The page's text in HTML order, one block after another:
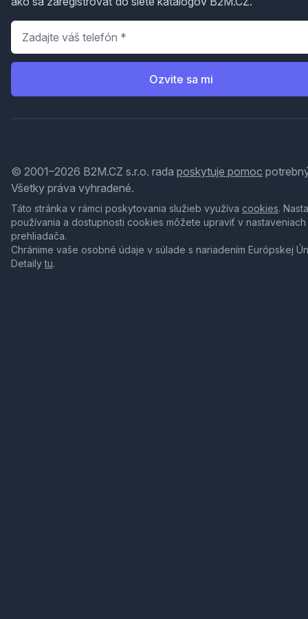
Telefón
Ozvite sa mi
© 2001–2026 B2M.CZ s.r.o. rada poskytuje pomoc
Všetky práva vyhradené.
Táto stránka v rámci poskytovania služieb využíva cookies.
používania a dostupnosti cookies môžete upraviť v nastaveniach
prehliadača.
Chránime vaše osobné údaje v súlade s nariadením Európskej
Detailytu.